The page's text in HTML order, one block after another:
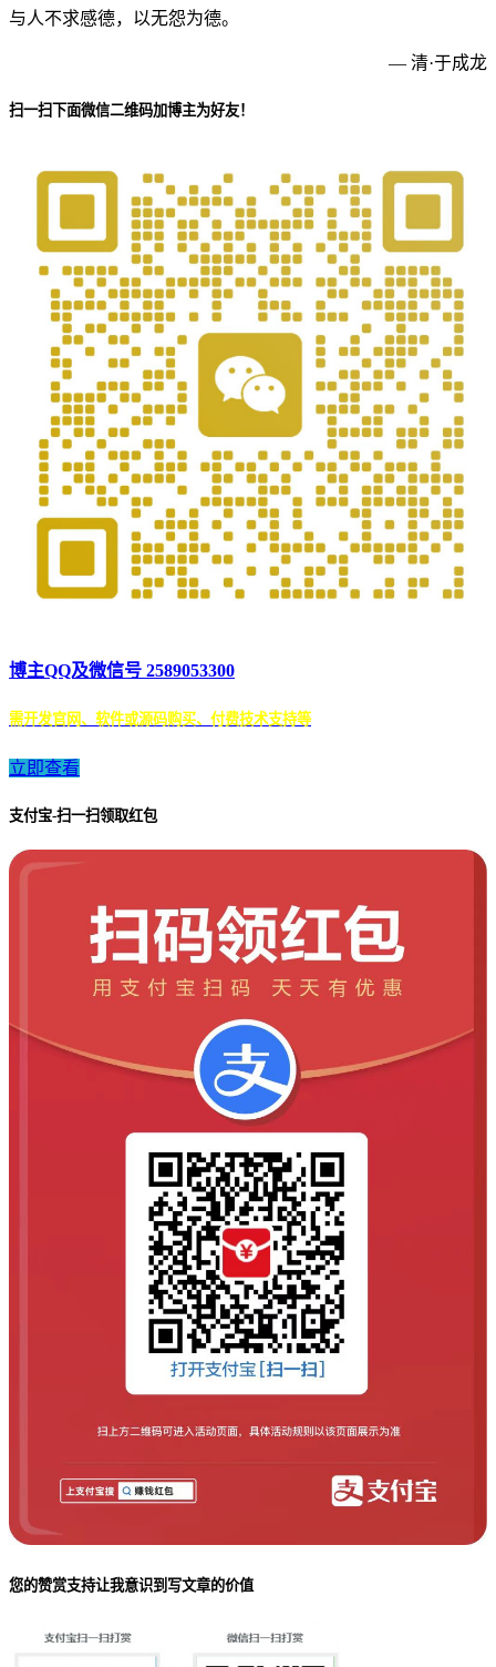
与人不求感德，以无怨为德。
— 清·于成龙
扫一扫下面微信二维码加博主为好友！
博主QQ及微信号 2589053300
需开发官网、软件或源码购买、付费技术支持等
立即查看
支付宝-扫一扫领取红包
您的赞赏支持让我意识到写文章的价值